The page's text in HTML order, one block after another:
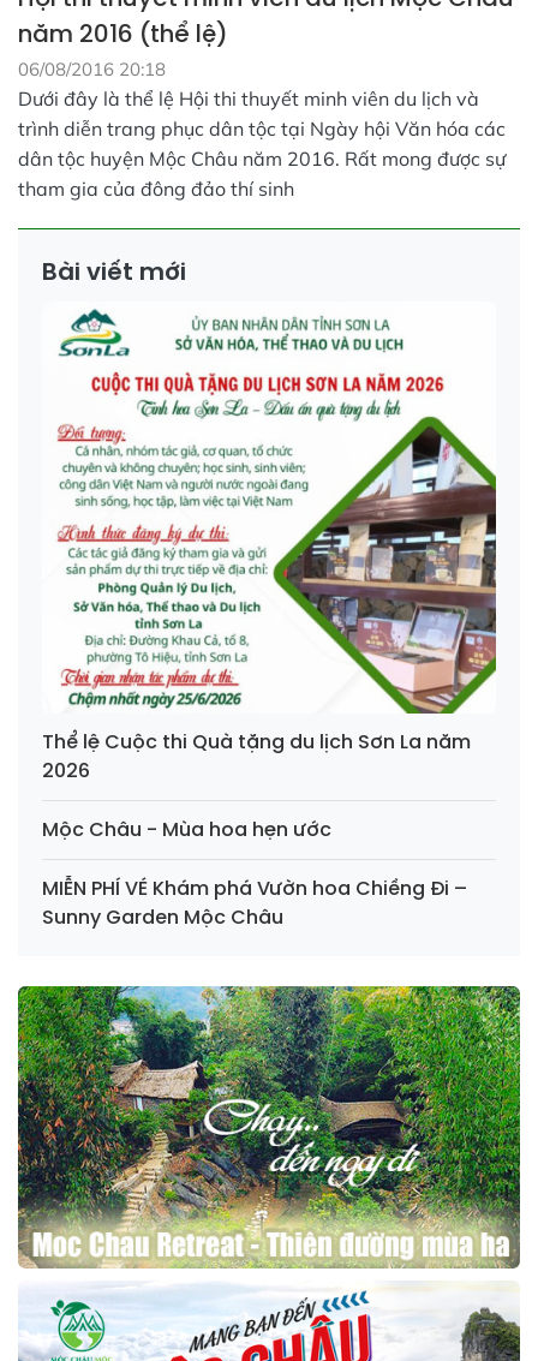
năm 2016 (thể lệ)
06/08/2016 20:18
Dưới đây là thể lệ Hội thi thuyết minh viên du lịch và
trình diễn trang phục dân tộc tại Ngày hội Văn hóa các
dân tộc huyện Mộc Châu năm 2016. Rất mong được sự
tham gia của đông đảo thí sinh
Bài viết mới
Thể lệ Cuộc thi Quà tặng du lịch Sơn La năm
2026
Mộc Châu - Mùa hoa hẹn ước
MIỄN PHÍ VÉ Khám phá Vườn hoa Chiềng Đi –
Sunny Garden Mộc Châu